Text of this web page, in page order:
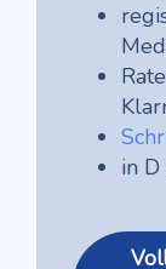
in